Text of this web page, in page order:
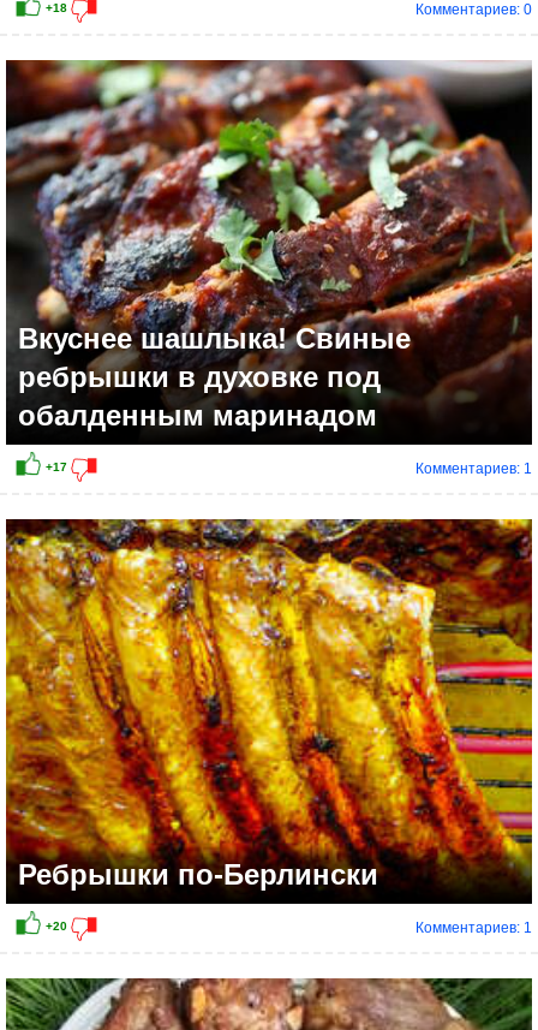
+2
Комментариев: 0
Вкуснее шашлыка! Свиные
ребрышки в духовке под
обалденным маринадом
Комментариев: 1
Ребрышки по-Берлински
Комментариев: 1